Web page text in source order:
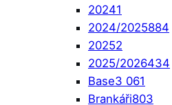
20241
2024/2025884
20252
2025/2026434
Base3 061
Brankáři803